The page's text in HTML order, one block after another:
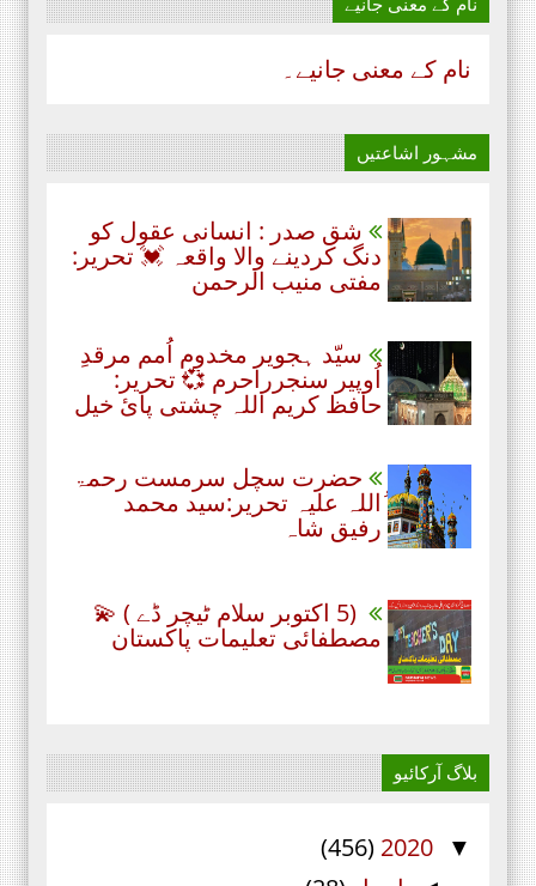
نام‌ کے معنی جانیے۔
مشہور اشاعتیں
شق صدر : انسانی عقول کو
دنگ کردینے والا واقعہ 💓 تحریر:
مفتی منیب الرحمن
سیّد ہجویر مخدوم اُمم مرقدِ
اُوپیر سنجرراحرم 💞 تحریر:
حافظ کریم اللہ چشتی پائ خیل
حضرت سچل سرمست رحمۃ
ُاللہ علیہ تحریر:سید محمد
رفیق شاہ
(5 اکتوبر سلام ٹیچر ڈے ) 💫
مصطفائی تعلیمات پاکستان
بلاگ آرکائیو
▼
2020
(456)